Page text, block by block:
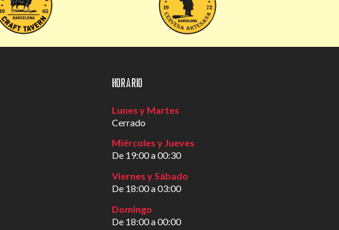
Horario
Lunes y Martes
Cerrado
Miércoles y Jueves
De 19:00 a 00:30
Viernes y Sábado
De 18:00 a 03:00
Domingo
De 18:00 a 00:00